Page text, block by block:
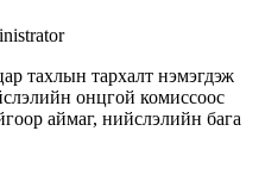
тахлын тархалт нэмэгдэж
онцгой комиссоос
аймаг, нийслэлийн бага